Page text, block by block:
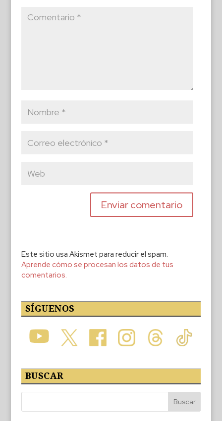
Este sitio usa Akismet para reducir el spam.
Aprende cómo se procesan los datos de tus
comentarios.
SÍGUENOS
BUSCAR